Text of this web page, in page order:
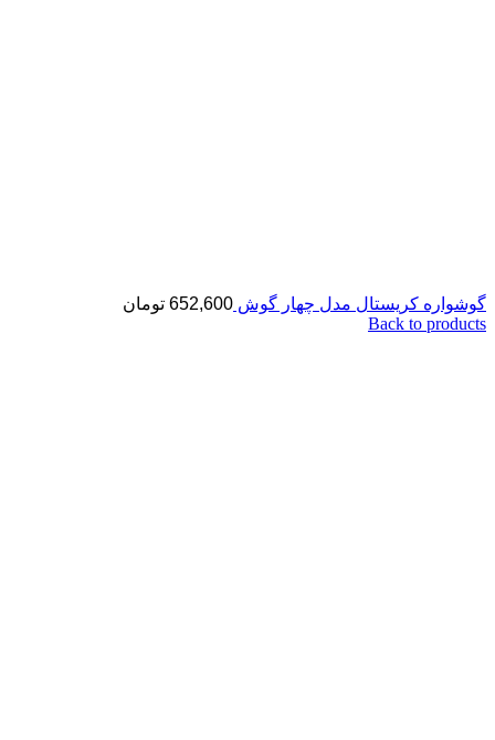
گوشواره کریستال مدل چهار گوش 652,600 تومان
Back to products